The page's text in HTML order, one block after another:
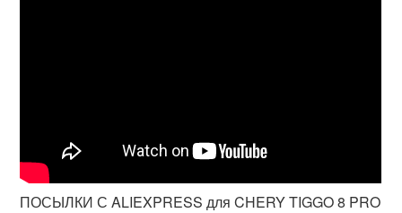
ПОСЫЛКИ С ALIEXPRESS для CHERY TIGGO 8 PRO